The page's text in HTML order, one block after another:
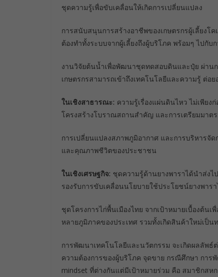
ชุดความรู้เพื่อขับเคลื่อนให้เกิดการเปลี่ยนแปลง
การสนับสนุนการสร้างอาชีพของเกษตรกรผู้เลี้ยงโ
ต้องทำทั้งระบบจากผู้เลี้ยงถึงผู้บริโภค พร้อมๆ ไปกั
งานวิจัยต้นน้ำเพื่อพัฒนาชุดทดสอบดินและปุ๋ย ผ่าน
เกษตรกรสามารถเข้าถึงเทคโนโลยีและความรู้ ต่อ
ในเชิงสาธารณะ: ความรู้เรื่องแผ่นดินไหว ไม่เพีย
โครงสร้างโบราณสถานสำคัญ และการเตรียมมาต
การเปลี่ยนแปลงสภาพภูมิอากาศ และการบริหารจัด
และคุณภาพชีวิตของประชาชน
ในเชิงเศรษฐกิจ: ชุดความรู้ด้านยางพาราได้นำส่ง
รองรับการขับเคลื่อนนโยบายใช้ประโยชน์ยางพาร
ชุดโครงการไก่พื้นเมืองไทย จากเป้าหมายเบื้องต้
หลายภูมิภาคของประเทศ รวมทั้งเกิดสินค้าใหม่เป็น
การพัฒนาเทคโนโลยีและนวัตกรรม จะเกิดผลลัพธ์
ความต้องการของผู้บริโภค จุดขาย กรณีศึกษา การ
mindset ที่ต่างกันแต่มีเป้าหมายร่วม คือ สมาชิกสห